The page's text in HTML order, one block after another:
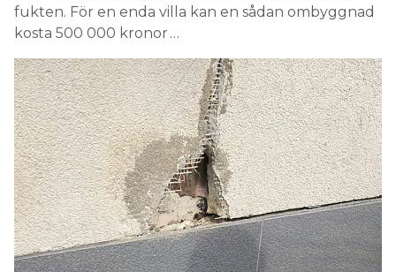
fukten. För en enda villa kan en sådan ombyggnad
kosta 500 000 kronor …